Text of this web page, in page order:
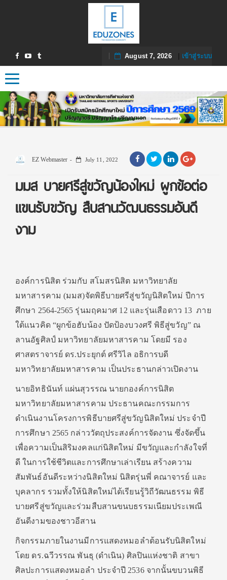
August 7, 2026| เข้าสู่ระบบ
Toggle navigation
EZ Webmaster July 11, 2022
มมส บายศรีสู่ขวัญน้องใหม่ ผูกข้อต่อ
แขนรับขวัญ สืบสานวัฒนธรรมอันดี
งาม
องค์การนิสิต ร่วมกับ สโมสรนิสิต มหาวิทยาลัย
มหาสารคาม (มมส)จัดพิธีบายศรีสู่ขวัญนิสิตใหม่ ปีการ
ศึกษา 2564-2565 รุ่นมฤคมาศ 12 และรุ่นเสือดาว 13 ภาย
ใต้แนวคิด “ผูกข้อฮับน้อง ปัดป้องบวงศรี พิธีสู่ขวัญ” ณ
ลานอัฐศิลป์ มหาวิทยาลัยมหาสารคาม โดยมี รอง
ศาสตราจารย์ ดร.ประยุกต์ ศรีวิไล อธิการบดี
มหาวิทยาลัยมหาสารคาม เป็นประธานกล่าวเปิดงาน
นายอิทธินันท์ แผ่นสุวรรณ นายกองค์การนิสิต
มหาวิทยาลัยมหาสารคาม ประธานคณะกรรมการ
ดำเนินงานโครงการพิธีบายศรีสู่ขวัญนิสิตใหม่ ประจำปี
การศึกษา 2565 กล่าววัตถุประสงค์การจัดงาน ซึ่งจัดขึ้น
เพื่อความเป็นสิริมงคลแก่นิสิตใหม่ มีขวัญและกำลังใจที่
ดี ในการใช้ชีวิตและการศึกษาเล่าเรียน สร้างความ
สัมพันธ์อันดีระหว่างนิสิตใหม่ นิสิตรุ่นพี่ คณาจารย์ และ
บุคลากร รวมทั้งให้นิสิตใหม่ได้เรียนรู้วิถีวัฒนธรรม พิธี
บายศรีสู่ขวัญและร่วมสืบสานขนบธรรมเนียมประเพณี
อันดีงามของชาวอีสาน
กิจกรรมภายในงานมีการแสดงหมอลำต้อนรับนิสิตใหม่
โดย ดร.ฉวีวรรณ พันธุ (ดำเนิน) ศิลปินแห่งชาติ สาขา
ศิลปะการแสดงหมอลำ ประจำปี 2536 จากนั้นขบวนพิธี